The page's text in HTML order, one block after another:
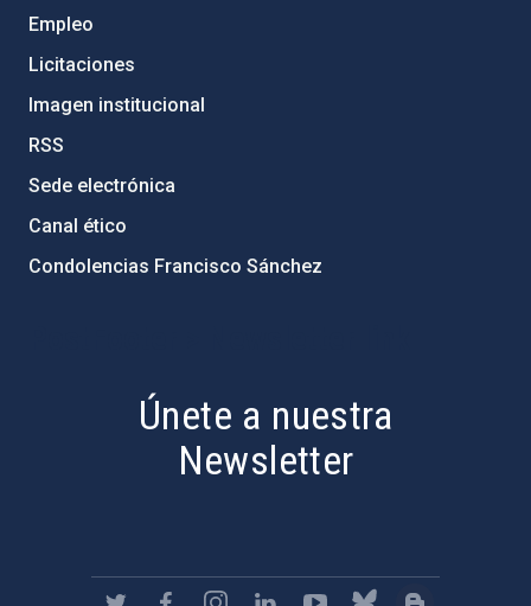
Empleo
Licitaciones
Imagen institucional
RSS
Sede electrónica
Canal ético
Condolencias Francisco Sánchez
Únete a nuestra
Newsletter